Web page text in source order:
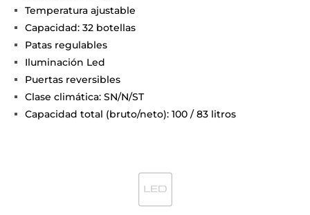
Temperatura ajustable
Capacidad: 32 botellas
Patas regulables
Iluminación Led
Puertas reversibles
Clase climática: SN/N/ST
Capacidad total (bruto/neto): 100 / 83 litros